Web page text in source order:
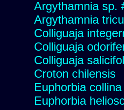
Argythamnia sp.
Argythamnia
Colliguaja
Colliguaja
Colliguaja
Croton chilensis
Euphorbia
Euphorbia